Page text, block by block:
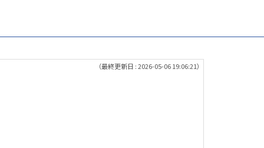
（最終更新日 : 2026-05-06 19:06:21）